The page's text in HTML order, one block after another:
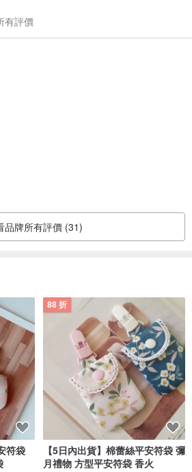
先以冷水沖洗，再用以下方法：
月經杯沒有檸檬汁殘留。
，下次使用前用沸水消毒一次。
變色是正常現象。變色並不影響使用，
擾，可以嘗試以下方法清洗月經杯：
氧水(hydrogen peroxide)浸泡月經杯數
塗在變色位置，靜置一小時，再用水徹底
，下次使用前用沸水消毒一次。
？
和運作，只作裝載月經的功能。衛生巾和
然分泌，因此會刺激陰道增加天然分泌
有評價
品牌所有評價 (31)
符袋
88 折
【5日內出貨】棉蕾絲平安符袋 彌
月禮物 方型平安符袋 香火